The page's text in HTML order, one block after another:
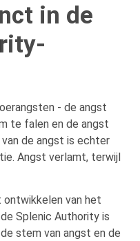
in de
- de angst
te falen en de angst
de angst is echter
Angst verlamt, terwijl
ontwikkelen van het
Splenic Authority is
stem van angst en de